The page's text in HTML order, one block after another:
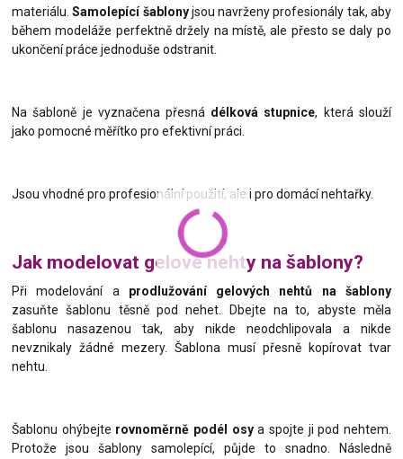
materiálu.Samolepící šablonyjsou navrženy profesionály tak, aby
během modeláže perfektně držely na místě, ale přesto se daly po
ukončení práce jednoduše odstranit.
Na šabloně je vyznačena přesná délková stupnice, která slouží
jako pomocné měřítko pro efektivní práci.
Jsou vhodné pro profesionální použití, ale i pro domácí nehtařky.
Jak modelovat gelové nehty na šablony?
Při modelování a prodlužování gelových nehtů na šablony
zasuňte šablonu těsně pod nehet. Dbejte na to, abyste měla
šablonu nasazenou tak, aby nikde neodchlipovala a nikde
nevznikaly žádné mezery. Šablona musí přesně kopírovat tvar
nehtu.
Šablonu ohýbejte rovnoměrně podél osya spojte ji pod nehtem.
Protože jsou šablony samolepící, půjde to snadno. Následně